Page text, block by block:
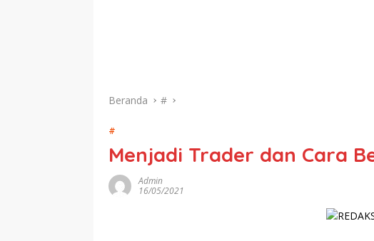
Beranda #
#
Menjadi Trader dan Cara
Admin
16/05/2021